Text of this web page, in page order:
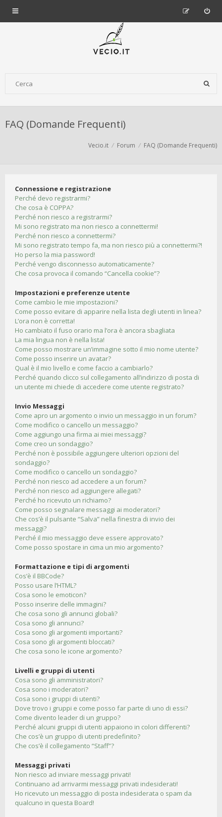
FAQ (Domande Frequenti)
Vecio.it Forum FAQ (Domande Frequenti)
Connessione e registrazione
Perché devo registrarmi?
Che cosa è COPPA?
Perché non riesco a registrarmi?
Mi sono registrato ma non riesco a connettermi!
Perché non riesco a connettermi?
Mi sono registrato tempo fa, ma non riesco più a connettermi?!
Ho perso la mia password!
Perché vengo disconnesso automaticamente?
Che cosa provoca il comando “Cancella cookie”?
Impostazioni e preferenze utente
Come cambio le mie impostazioni?
Come posso evitare di apparire nella lista degli utenti in linea?
L’ora non è corretta!
Ho cambiato il fuso orario ma l’ora è ancora sbagliata
La mia lingua non è nella lista!
Come posso mostrare un’immagine sotto il mio nome utente?
Come posso inserire un avatar?
Qual è il mio livello e come faccio a cambiarlo?
Perché quando clicco sul collegamento all’indirizzo di posta di
un utente mi chiede di accedere come utente registrato?
Invio Messaggi
Come apro un argomento o invio un messaggio in un forum?
Come modifico o cancello un messaggio?
Come aggiungo una firma ai miei messaggi?
Come creo un sondaggio?
Perché non è possibile aggiungere ulteriori opzioni del
sondaggio?
Come modifico o cancello un sondaggio?
Perché non riesco ad accedere a un forum?
Perché non riesco ad aggiungere allegati?
Perché ho ricevuto un richiamo?
Come posso segnalare messaggi ai moderatori?
Che cos’è il pulsante “Salva” nella finestra di invio dei
messaggi?
Perché il mio messaggio deve essere approvato?
Come posso spostare in cima un mio argomento?
Formattazione e tipi di argomenti
Cos’è il BBCode?
Posso usare l’HTML?
Cosa sono le emoticon?
Posso inserire delle immagini?
Che cosa sono gli annunci globali?
Cosa sono gli annunci?
Cosa sono gli argomenti importanti?
Cosa sono gli argomenti bloccati?
Che cosa sono le icone argomento?
Livelli e gruppi di utenti
Cosa sono gli amministratori?
Cosa sono i moderatori?
Cosa sono i gruppi di utenti?
Dove trovo i gruppi e come posso far parte di uno di essi?
Come divento leader di un gruppo?
Perché alcuni gruppi di utenti appaiono in colori differenti?
Che cos’è un gruppo di utenti predefinito?
Che cos’è il collegamento “Staff”?
Messaggi privati
Non riesco ad inviare messaggi privati!
Continuano ad arrivarmi messaggi privati indesiderati!
Ho ricevuto un messaggio di posta indesiderata o spam da
qualcuno in questa Board!